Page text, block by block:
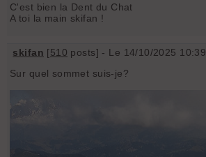
C'est bien la Dent du Chat
A toi la main skifan !
skifan [510 posts] - Le 14/10/2025 10:39
Sur quel sommet suis-je?